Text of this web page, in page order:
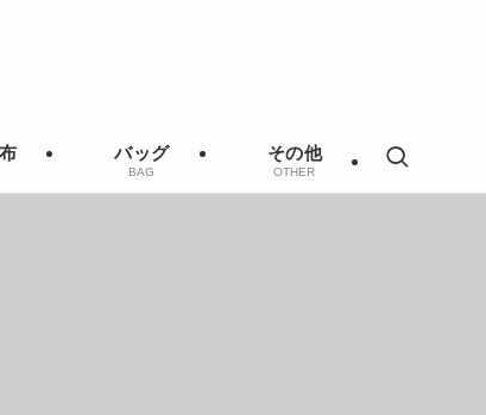
バッグ
BAG
その他
OTHER